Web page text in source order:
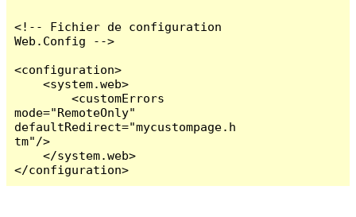
<!-- Fichier de configuration
Web.Config -->
<configuration>
    <system.web>
        <customErrors
mode="RemoteOnly"
defaultRedirect="mycustompage.h
tm"/>
    </system.web>
</configuration>